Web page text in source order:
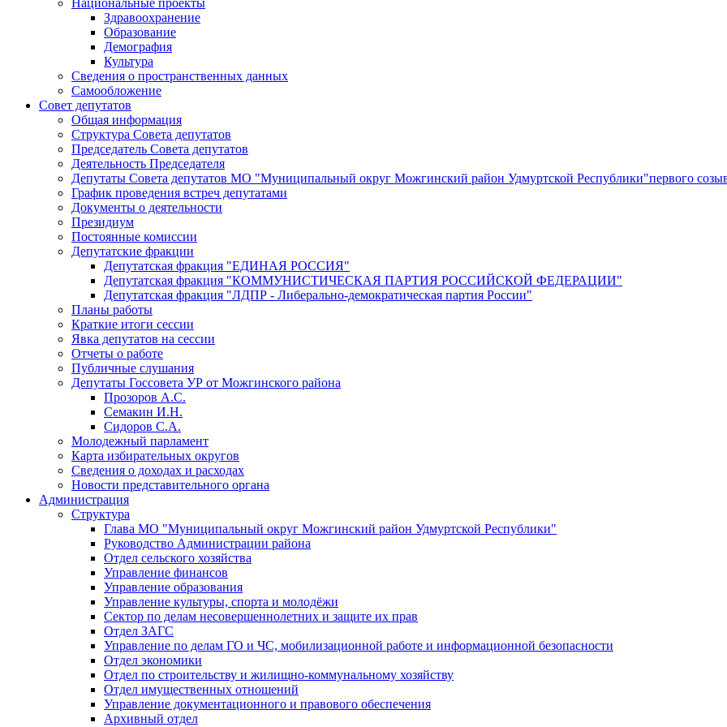
Здравоохранение
Образование
Демография
Культура
Сведения о пространственных данных
Самообложение
Совет депутатов
Общая информация
Структура Совета депутатов
Председатель Совета депутатов
Деятельность Председателя
Депутаты Совета депутатов МО "Муниципальный округ Можгинский район Удмуртской Республики"первого
График проведения встреч депутатами
Документы о деятельности
Президиум
Постоянные комиссии
Депутатские фракции
Депутатская фракция "ЕДИНАЯ РОССИЯ"
Депутатская фракция "КОММУНИСТИЧЕСКАЯ ПАРТИЯ РОССИЙСКОЙ ФЕДЕРАЦИИ"
Депутатская фракция "ЛДПР - Либерально-демократическая партия России"
Планы работы
Краткие итоги сессии
Явка депутатов на сессии
Отчеты о работе
Публичные слушания
Депутаты Госсовета УР от Можгинского района
Прозоров А.С.
Семакин И.Н.
Сидоров С.А.
Молодежный парламент
Карта избирательных округов
Сведения о доходах и расходах
Новости представительного органа
Администрация
Структура
Глава МО "Муниципальный округ Можгинский район Удмуртской Республики"
Руководство Администрации района
Отдел сельского хозяйства
Управление финансов
Управление образования
Управление культуры, спорта и молодёжи
Сектор по делам несовершеннолетних и защите их прав
Отдел ЗАГС
Управление по делам ГО и ЧС, мобилизационной работе и информационной безопасности
Отдел экономики
Отдел по строительству и жилищно-коммунальному хозяйству
Отдел имущественных отношений
Управление документационного и правового обеспечения
Архивный отдел